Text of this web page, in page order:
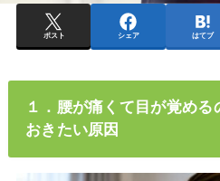
ポスト シェア はてブ
１．腰が痛くて目が覚め
おきたい原因